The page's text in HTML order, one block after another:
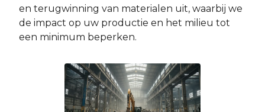
en terugwinning van materialen uit, waarbij we
de impact op uw productie en het milieu tot
een minimum beperken.